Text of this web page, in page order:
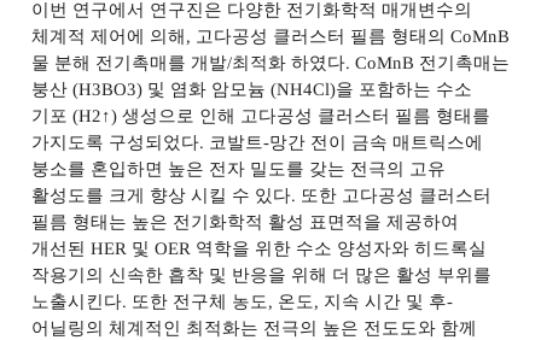
이번 연구에서 연구진은 다양한 전기화학적 매개변수의
체계적 제어에 의해 , 고다공성 클러스터 필름 형태의CoMnB
물 분해 전기촉매를 개발/최적화 하였다. CoMnB 전기촉매는
붕산(H3BO3) 및 염화 암모늄(NH4Cl)을 포함하는 수소
기포(H2↑)생성으로 인해 고다공성 클러스터 필름 형태를
가지도록 구성되었다. 코발트-망간 전이 금속 매트릭스에
붕소를 혼입하면 높은 전자 밀도를 갖는 전극의 고유
활성도를 크게 향상 시킬 수 있다. 또한 고다공성 클러스터
필름 형태는 높은 전기화학적 활성 표면적을 제공하여
개선된HER 및OER 역학을 위한 수소 양성자와 히드록실
작용기의 신속한 흡착 및 반응을 위해 더 많은 활성 부위를
노출시킨다. 또한 전구체 농도, 온도, 지속 시간 및 후-
어닐링의 체계적인 최적화는 전극의 높은 전도도와 함께